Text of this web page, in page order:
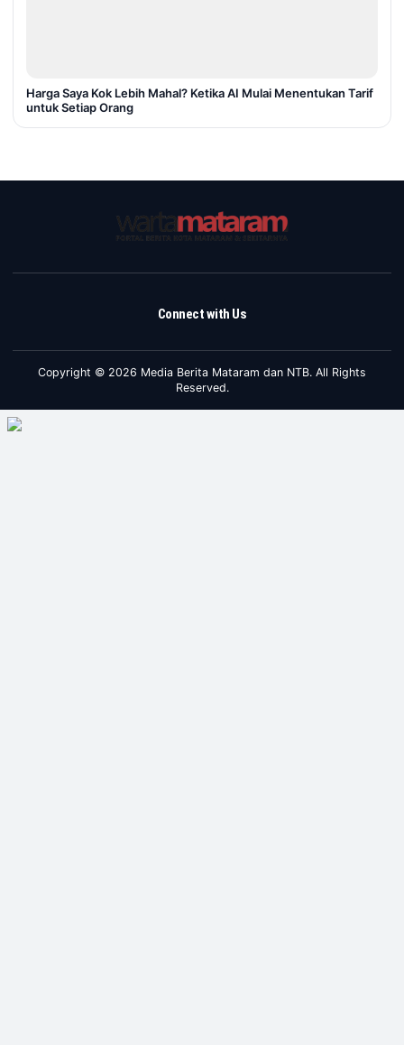
Harga Saya Kok Lebih Mahal? Ketika AI Mulai Menentukan Tarif
untuk Setiap Orang
Connect with Us
Copyright © 2026 Media Berita Mataram dan NTB. All Rights
Reserved.